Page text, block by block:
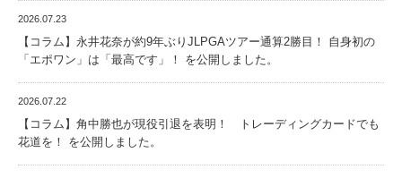
2026.07.23
【コラム】永井花奈が約9年ぶりJLPGAツアー通算2勝目！ 自身初の
「エポワン」は「最高です」！ を公開しました。
2026.07.22
【コラム】角中勝也が現役引退を表明！ トレーディングカードでも
花道を！ を公開しました。